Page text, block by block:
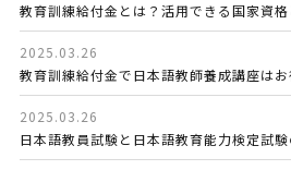
教育訓練給付金とは？活用できる国家資
2025.03.26
教育訓練給付金で日本語教師養成講座は
2025.03.26
日本語教員試験と日本語教育能力検定試